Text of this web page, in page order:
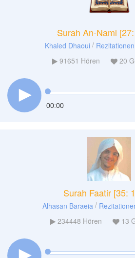
Surah An-Naml
Khaled Dhaoui /
91651 Hören 20
00:00
Surah Faatir [35:
Alhasan Baraeia /
234448 Hören 13